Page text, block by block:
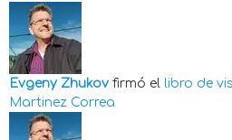
Evgeny Zhukov firmó el libro de
Martinez Correa